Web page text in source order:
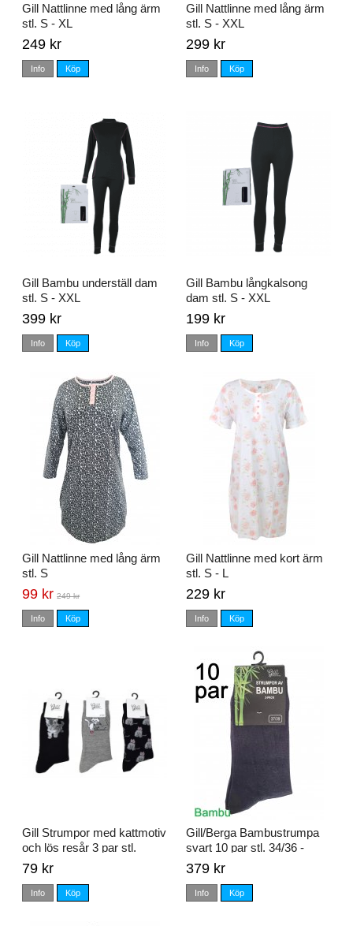
Gill Nattlinne med lång ärm
stl. S - XL
249 kr
Info Köp
Gill Nattlinne med lång ärm
stl. S - XXL
299 kr
Info Köp
Gill Bambu underställ dam
stl. S - XXL
399 kr
Info Köp
Gill Bambu långkalsong
dam stl. S - XXL
199 kr
Info Köp
Gill Nattlinne med lång ärm
stl. S
99 kr 249 kr
Info Köp
Gill Nattlinne med kort ärm
stl. S - L
229 kr
Info Köp
Gill Strumpor med kattmotiv
och lös resår 3 par stl.
37/39 - 40/42
79 kr
Info Köp
Gill/Berga Bambustrumpa
svart 10 par stl. 34/36 -
46/48
379 kr
Info Köp